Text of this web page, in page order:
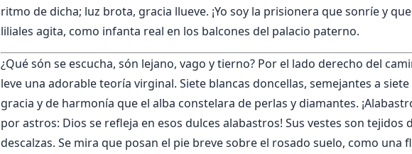
ritmo de dicha; luz brota, gracia llueve. ¡Yo soy la prisionera que sonríe y
liliales agita, como infanta real en los balcones del palacio paterno.
¿Qué són se escucha, són lejano, vago y tierno? Por el lado derecho del
leve una adorable teoría virginal. Siete blancas doncellas, semejantes a
gracia y de harmonía que el alba constelara de perlas y diamantes.
por astros: Dios se refleja en esos dulces alabastros! Sus vestes son tejidos
descalzas. Se mira que posan el pie breve sobre el rosado suelo, como una